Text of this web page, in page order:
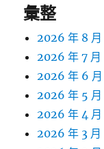
彙整
2026 年 8 月
2026 年 7 月
2026 年 6 月
2026 年 5 月
2026 年 4 月
2026 年 3 月